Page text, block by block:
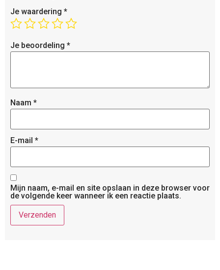
Je waardering *
Je beoordeling *
Naam *
E-mail *
Mijn naam, e-mail en site opslaan in deze browser voor
de volgende keer wanneer ik een reactie plaats.